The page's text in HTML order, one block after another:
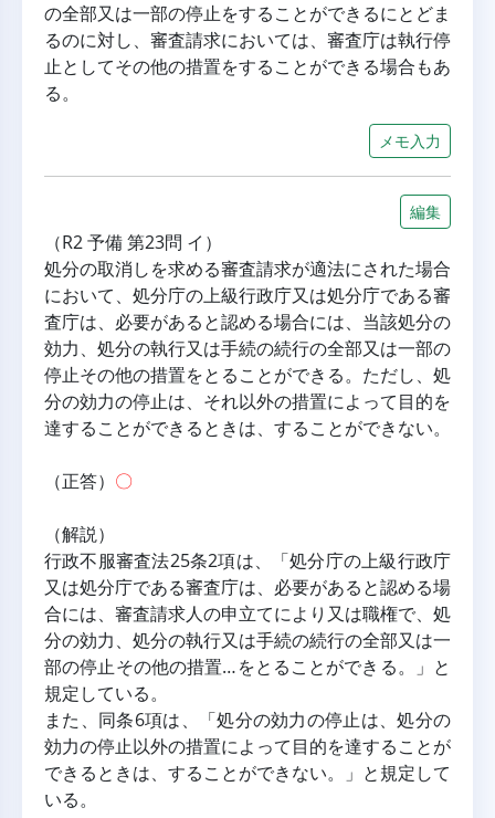
の全部又は一部の停止をすることができるにとどま
るのに対し、審査請求においては、審査庁は執行停
止としてその他の措置をすることができる場合もあ
る。
メモ入力
編集
（R2 予備 第23問 イ）
処分の取消しを求める審査請求が適法にされた場合
において、処分庁の上級行政庁又は処分庁である審
査庁は、必要があると認める場合には、当該処分の
効力、処分の執行又は手続の続行の全部又は一部の
停止その他の措置をとることができる。ただし、処
分の効力の停止は、それ以外の措置によって目的を
達することができるときは、することができない。
（正答） 〇
（解説）
行政不服審査法25条2項は、「処分庁の上級行政庁
又は処分庁である審査庁は、必要があると認める場
合には、審査請求人の申立てにより又は職権で、処
分の効力、処分の執行又は手続の続行の全部又は一
部の停止その他の措置…をとることができる。」と
規定している。
また、同条6項は、「処分の効力の停止は、処分の
効力の停止以外の措置によって目的を達することが
できるときは、することができない。」と規定して
いる。